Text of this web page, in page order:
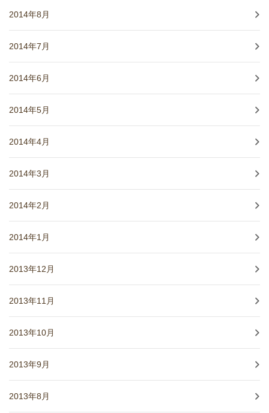
2014年8月
2014年7月
2014年6月
2014年5月
2014年4月
2014年3月
2014年2月
2014年1月
2013年12月
2013年11月
2013年10月
2013年9月
2013年8月